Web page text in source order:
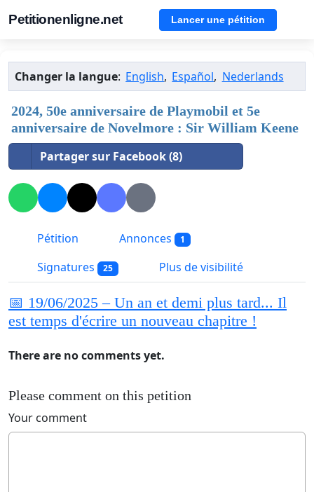
Petitionenligne.net Lancer une pétition
Changer la langue: English, Español, Nederlands
2024, 50e anniversaire de Playmobil et 5e
anniversaire de Novelmore : Sir William Keene
Partager sur Facebook (8)
Pétition Annonces 1
Signatures 25 Plus de visibilité
📅 19/06/2025 – Un an et demi plus tard... Il
est temps d'écrire un nouveau chapitre !
There are no comments yet.
Please comment on this petition
Your comment